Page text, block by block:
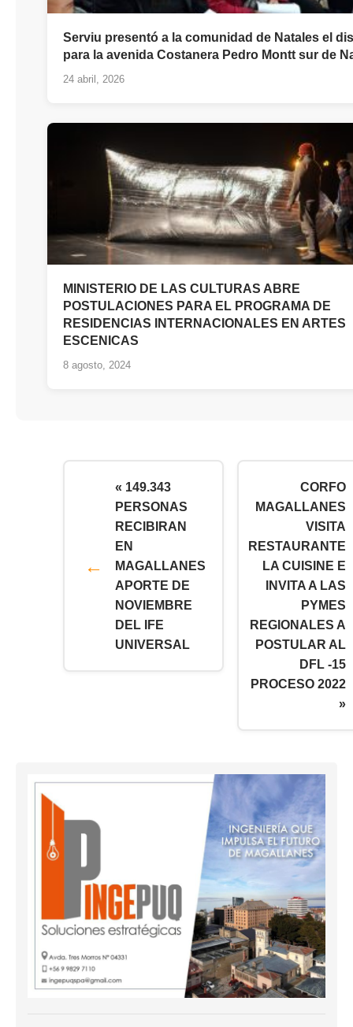
Serviu presentó a la comunidad de Natales el
para la avenida Costanera Pedro Montt sur de
24 abril, 2026
MINISTERIO DE LAS CULTURAS ABRE
POSTULACIONES PARA EL PROGRAMA DE
RESIDENCIAS INTERNACIONALES EN ARTES
ESCENICAS
8 agosto, 2024
« 149.343
PERSONAS
RECIBIRAN
EN
MAGALLANES
APORTE DE
NOVIEMBRE
DEL IFE
UNIVERSAL
CORFO
MAGALLANES
VISITA
RESTAURANTE
LA CUISINE E
INVITA A LAS
PYMES
REGIONALES A
POSTULAR AL
DFL -15
PROCESO 2022
»